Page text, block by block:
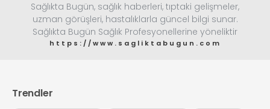
Sağlıkta Bugün, sağlık haberleri, tıptaki gelişmeler,
uzman görüşleri, hastalıklarla güncel bilgi sunar.
Sağlıkta Bugün Sağlık Profesyonellerine yöneliktir
https://www.sagliktabugun.com
Trendler